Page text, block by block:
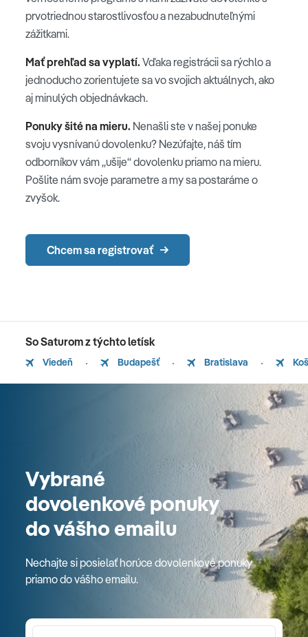
prvotriednou starostlivosťou a nezabudnuteľnými
zážitkami.
Mať prehľad sa vyplatí. Vďaka registrácii sa rýchlo a
jednoducho zorientujete sa vo svojich aktuálnych, ako
aj minulých objednávkach.
Ponuky šité na mieru. Nenašli ste v našej ponuke
svoju vysnívanú dovolenku? Nezúfajte, náš tím
odborníkov vám „ušije“ dovolenku priamo na mieru.
Pošlite nám svoje parametre a my sa postaráme o
zvyšok.
Chcem sa registrovať
So Saturom z týchto letísk
Viedeň Budapešť Bratislava
Vybrané
dovolenkové ponuky
do vášho emailu
Nechajte si posielať horúce dovolenkové ponuky
priamo do vášho emailu.